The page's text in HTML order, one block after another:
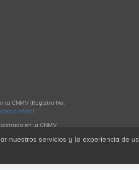
la CNMV (Registro No.
oficial.
en la CNMV
nuestros servicios y la experiencia de